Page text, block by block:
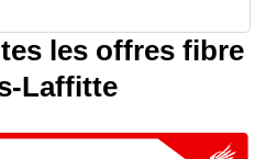
les offres fibre
Laffitte